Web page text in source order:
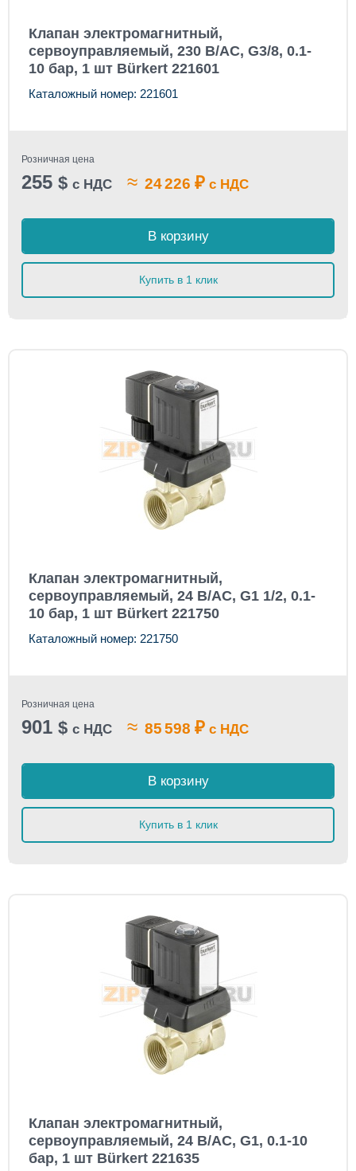
Клапан электромагнитный,
сервоуправляемый, 230 В/AC, G3/8, 0.1-
10 бар, 1 шт Bürkert 221601
Каталожный номер: 221601
Розничная цена
255 $ с НДС ≈ 24 226 ₽ с НДС
В корзину
Купить в 1 клик
Клапан электромагнитный,
сервоуправляемый, 24 В/AC, G1 1/2, 0.1-
10 бар, 1 шт Bürkert 221750
Каталожный номер: 221750
Розничная цена
901 $ с НДС ≈ 85 598 ₽ с НДС
В корзину
Купить в 1 клик
Клапан электромагнитный,
сервоуправляемый, 24 В/AC, G1, 0.1-10
бар, 1 шт Bürkert 221635